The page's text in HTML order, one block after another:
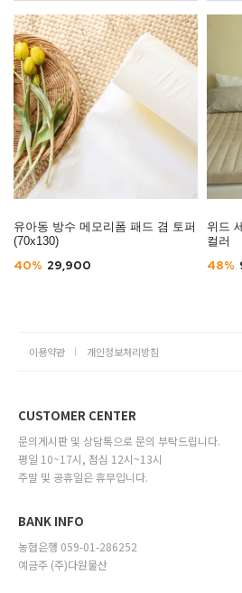
유아동 방수 메모리폼 패드 겸 토퍼
(70x130)
40% 29,900
위드
컬러
48%
이용약관 개인정보처리방침
CUSTOMER CENTER
문의게시판 및 상담톡으로 문의 부탁드립니다.
평일 10~17시, 점심 12시~13시
주말 및 공휴일은 휴무입니다.
BANK INFO
농협은행 059-01-286252
예금주 (주)다원물산